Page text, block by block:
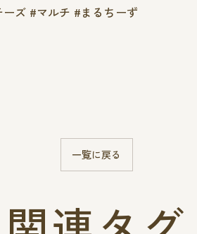
ズ #マルチ #まるちーず
一覧に戻る